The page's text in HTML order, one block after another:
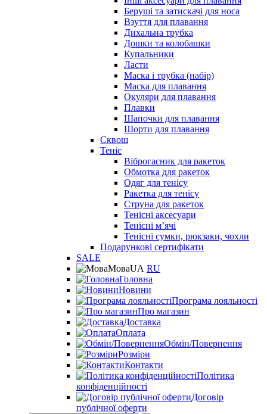
Беруші та затискачі для носа
Взуття для плавання
Дихальна трубка
Дошки та колобашки
Купальники
Ласти
Маска і трубка (набір)
Маска для плавання
Окуляри для плавання
Плавки
Шапочки для плавання
Шорти для плавання
Сквош
Теніс
Віброгасник для ракеток
Обмотка для ракеток
Одяг для тенісу
Ракетка для тенісу
Струна для ракеток
Тенісні аксесуари
Тенісні мʼячі
Тенісні сумки, рюкзаки, чохли
Подарункові сертифікати
SALE
МоваUA RU
Головна
Новини
Програма лояльності
Про магазин
Доставка
Оплата
Обмін/Повернення
Розміри
Контакти
Політика
конфіденційності
Договір
публічної оферти